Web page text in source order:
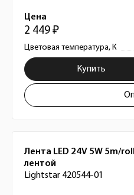
Цена
2 449 ₽
Цветовая температура, К
Купить
Лента LED 24V 5W 5m/
лентой
Lightstar 420544-01